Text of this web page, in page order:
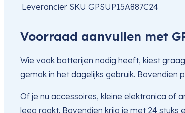
Leverancier SKU GPSUP15A887C24
Voorraad aanvullen met
Wie vaak batterijen nodig heeft, kiest
gemak in het dagelijks gebruik. Bovendien
Of je nu accessoires, kleine elektronica of
leeg raakt. Bovendien krijg je met 24 stuks